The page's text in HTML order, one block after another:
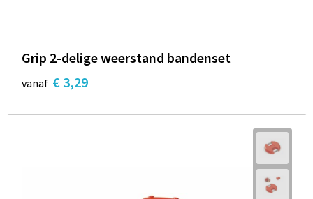
Grip 2-delige weerstand bandenset
vanaf € 3,29